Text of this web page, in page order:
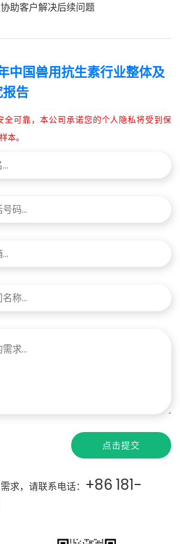
助客户解决后续问题
国兽用抗生素行业整体及
告
全可靠，本公司承诺您的个人隐私将受到保
本。
点击提交
求，请联系电话： +86 181-